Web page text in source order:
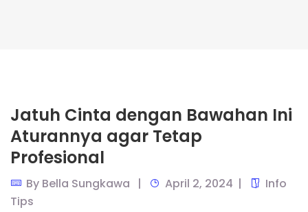
Jatuh Cinta dengan Bawahan Ini
Aturannya agar Tetap
Profesional
By Bella Sungkawa April 2, 2024
Info
Tips